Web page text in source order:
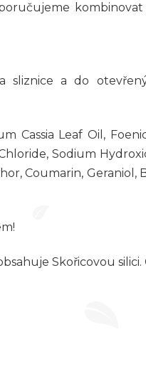
sliznice a do
Cassia Leaf Oil,
Sodium
Coumarin, Geraniol,
Skořicovou